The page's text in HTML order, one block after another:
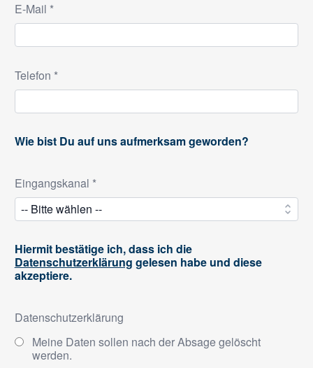
E-Mail *
Telefon *
Wie bist Du auf uns aufmerksam geworden?
Eingangskanal *
Hiermit bestätige ich, dass ich die
Datenschutzerklärung gelesen habe und diese
akzeptiere.
Datenschutzerklärung
Meine Daten sollen nach der Absage gelöscht
werden.